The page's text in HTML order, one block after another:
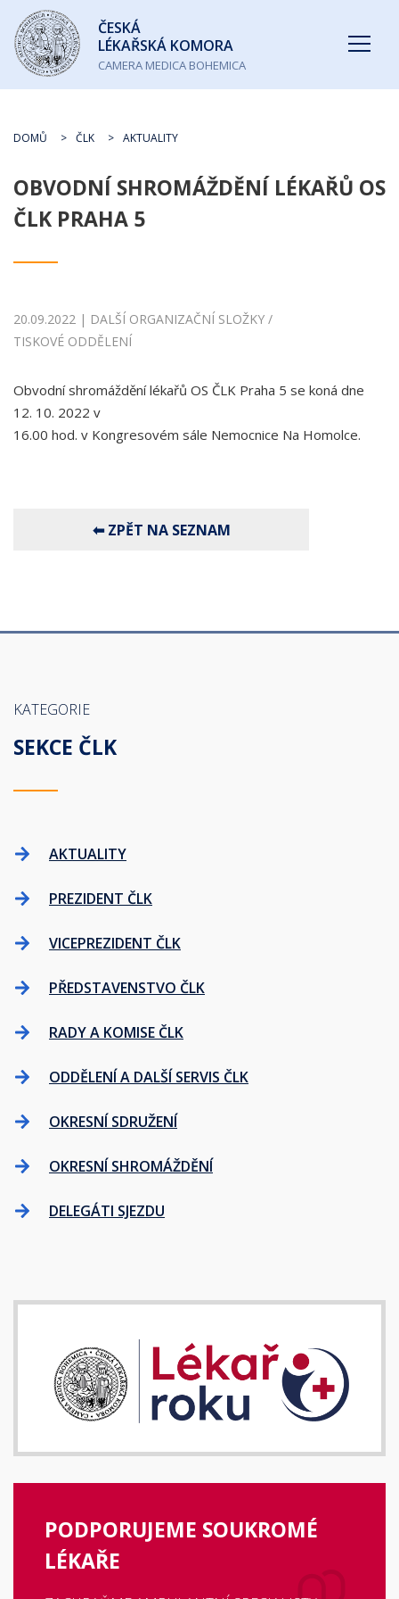
Česká
lékařská
komora
ČESKÁ
LÉKAŘSKÁ KOMORA
CAMERA MEDICA BOHEMICA
DOMŮ ČLK AKTUALITY
OBVODNÍ SHROMÁŽDĚNÍ LÉKAŘŮ OS
ČLK PRAHA 5
20.09.2022 | DALŠÍ ORGANIZAČNÍ SLOŽKY /
TISKOVÉ ODDĚLENÍ
Obvodní shromáždění lékařů OS ČLK Praha 5 se koná dne
12. 10. 2022 v
16.00 hod. v Kongresovém sále Nemocnice Na Homolce.
KATEGORIE
SEKCE ČLK
AKTUALITY
PREZIDENT ČLK
VICEPREZIDENT ČLK
PŘEDSTAVENSTVO ČLK
RADY A KOMISE ČLK
ODDĚLENÍ A DALŠÍ SERVIS ČLK
OKRESNÍ SDRUŽENÍ
OKRESNÍ SHROMÁŽDĚNÍ
DELEGÁTI SJEZDU
PODPORUJEME SOUKROMÉ
LÉKAŘE